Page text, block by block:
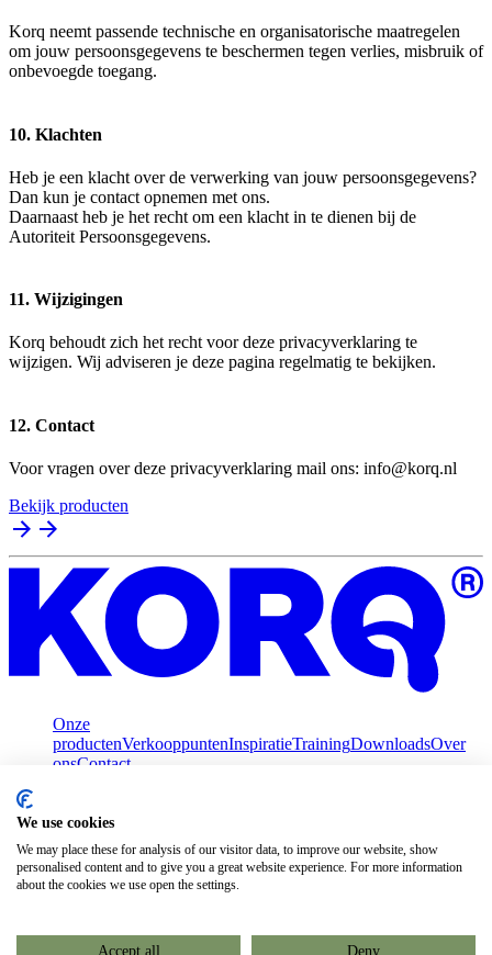
Korq neemt passende technische en organisatorische maatregelen
om jouw persoonsgegevens te beschermen tegen verlies, misbruik of
onbevoegde toegang.
10. Klachten
Heb je een klacht over de verwerking van jouw persoonsgegevens?
Dan kun je contact opnemen met ons.
Daarnaast heb je het recht om een klacht in te dienen bij de
Autoriteit Persoonsgegevens.
11. Wijzigingen
Korq behoudt zich het recht voor deze privacyverklaring te
wijzigen. Wij adviseren je deze pagina regelmatig te bekijken.
12. Contact
Voor vragen over deze privacyverklaring mail ons: info@korq.nl
Bekijk producten
Onze
productenVerkooppuntenInspiratieTrainingDownloadsOver
onsContact
We use cookies
We may place these for analysis of our visitor data, to improve our website, show
personalised content and to give you a great website experience. For more information
about the cookies we use open the settings.
Accept all Deny